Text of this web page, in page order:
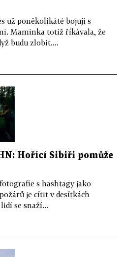
už poněkolikáté bojuji s
Maminka totiž říkávala, že
budu zlobit....
Hořící Sibiři pomůže
s hashtagy jako
je cítit v desítkách
se snaží...